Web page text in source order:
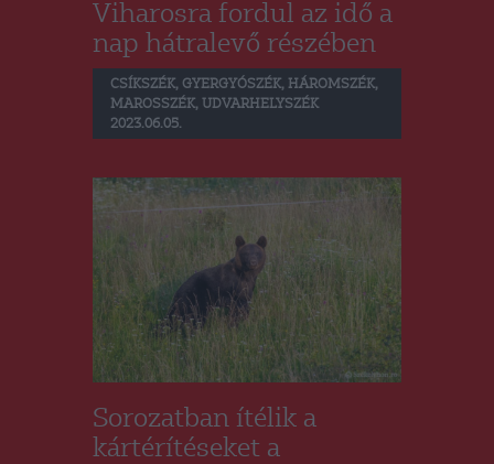
Viharosra fordul az idő a
nap hátralevő részében
CSÍKSZÉK, GYERGYÓSZÉK, HÁROMSZÉK,
MAROSSZÉK, UDVARHELYSZÉK
2023.06.05.
Sorozatban ítélik a
kártérítéseket a